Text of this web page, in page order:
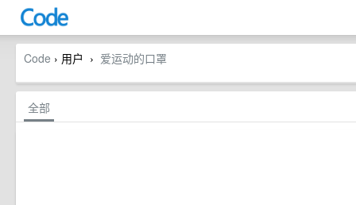
Code › 用户 › 爱运动的口罩
全部